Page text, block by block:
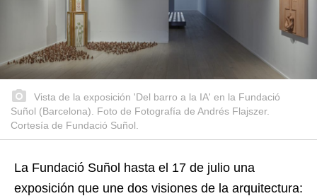
Vista de la exposición 'Del barro a la IA' en la Fundació
Suñol (Barcelona). Foto de Fotografía de Andrés Flajszer.
Cortesía de Fundació Suñol.
La Fundació Suñol hasta el 17 de julio una
exposición que une dos visiones de la arquitectura: